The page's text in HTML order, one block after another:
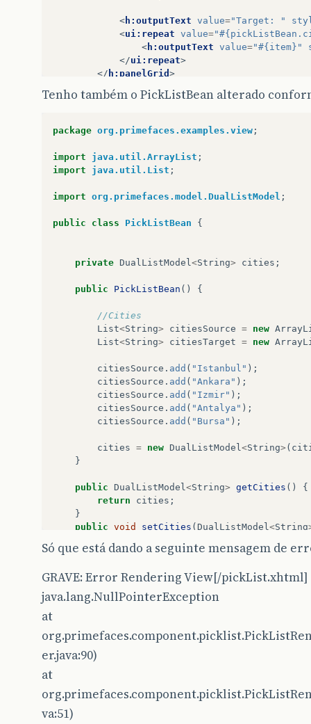
< h:outputText value="Target: "
<ui:repeat value=
< h:outputText value="#{item}"
</ui:repeat>
</ h:panelGrid >
html
Tenho também o PickListBean alterado
package org.primefaces.examples.view ;
import java.util.ArrayList ;
import
java.util.List ;
import org.primefaces.model.DualListModel ;
public class PickListBean {
private DualListModel <String> cities ;
public PickListBean () {
//Cities
List<String> citiesSource = new
List<String> citiesTarget = new
citiesSource . add ( "Istanbul" );
citiesSource . add ( "Ankara" );
citiesSource . add ( "Izmir" );
citiesSource . add ( "Antalya" );
citiesSource . add ( "Bursa" );
cities = new DualListModel <String> (
}
public DualListModel <String> getCities ()
{
return
cities ;
}
public void setCities ( DualListModel <String
}
Só que está dando a seguinte mensagem de
GRAVE: Error Rendering View[/pickList.xhtml]
java.lang.NullPointerException
at
er.java:90)
at
va:51)